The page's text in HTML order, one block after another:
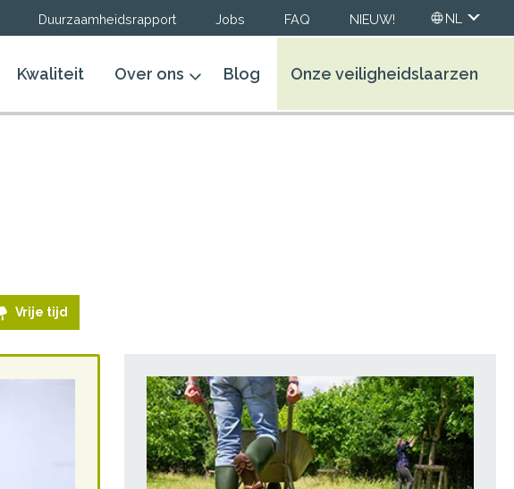
Duurzaamheidsrapport Jobs FAQ NIEUW! NL
Kwaliteit Over ons Blog Onze veiligheidslaarzen
Vrije tijd